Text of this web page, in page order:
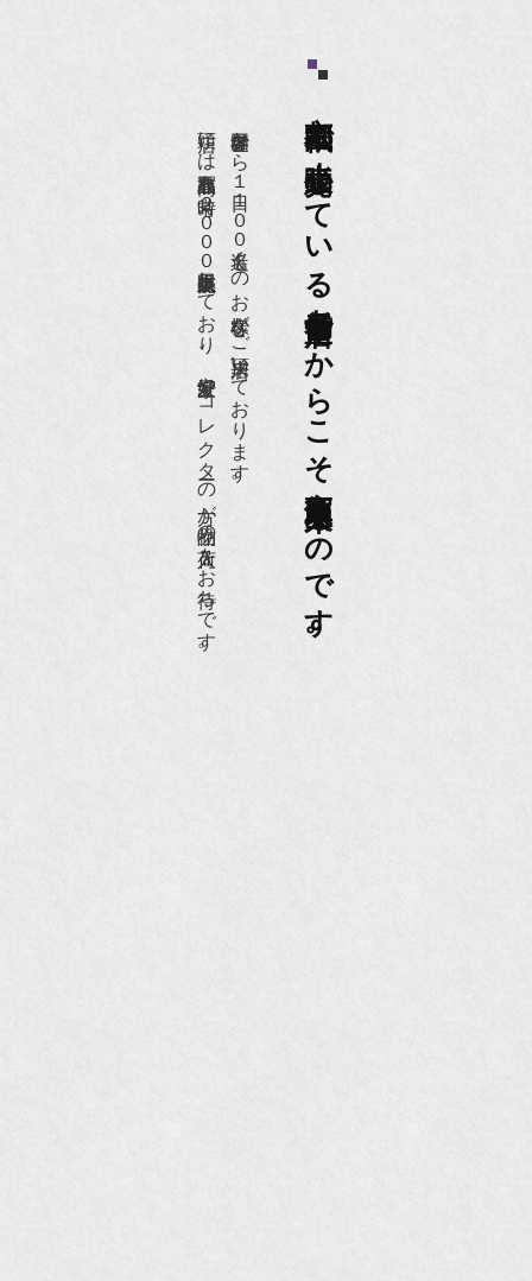
京都祇園で小売販売している
老舗骨董店だからこそ高価買取出来るのです。
世界各国から１日１００名近くのお客様がご来店頂いております。
店頭には買取商品を常時２０００点以上展示販売しており、
愛好家やコレクターの方が品物の入荷をお待ちです。